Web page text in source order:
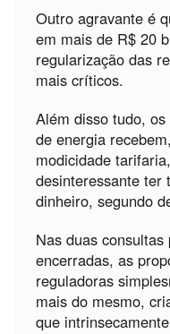
Outro agravante é
em mais de R$ 20
regularização das
mais críticos.
Além disso tudo,
de energia
modicidade
desinteressante ter
dinheiro, segundo
Nas duas
encerradas, as
reguladoras
mais do mesmo,
que